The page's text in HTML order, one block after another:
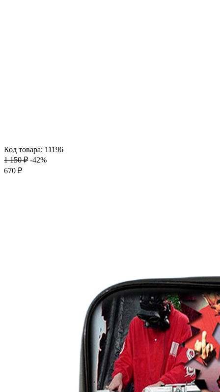
Код товара: 11196
1 150 ₽ -42%
670 ₽